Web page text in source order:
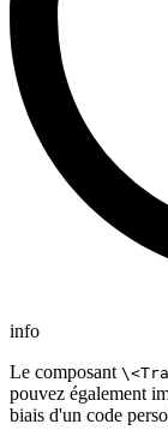
info
Le composant
pouvez également
biais d'un code